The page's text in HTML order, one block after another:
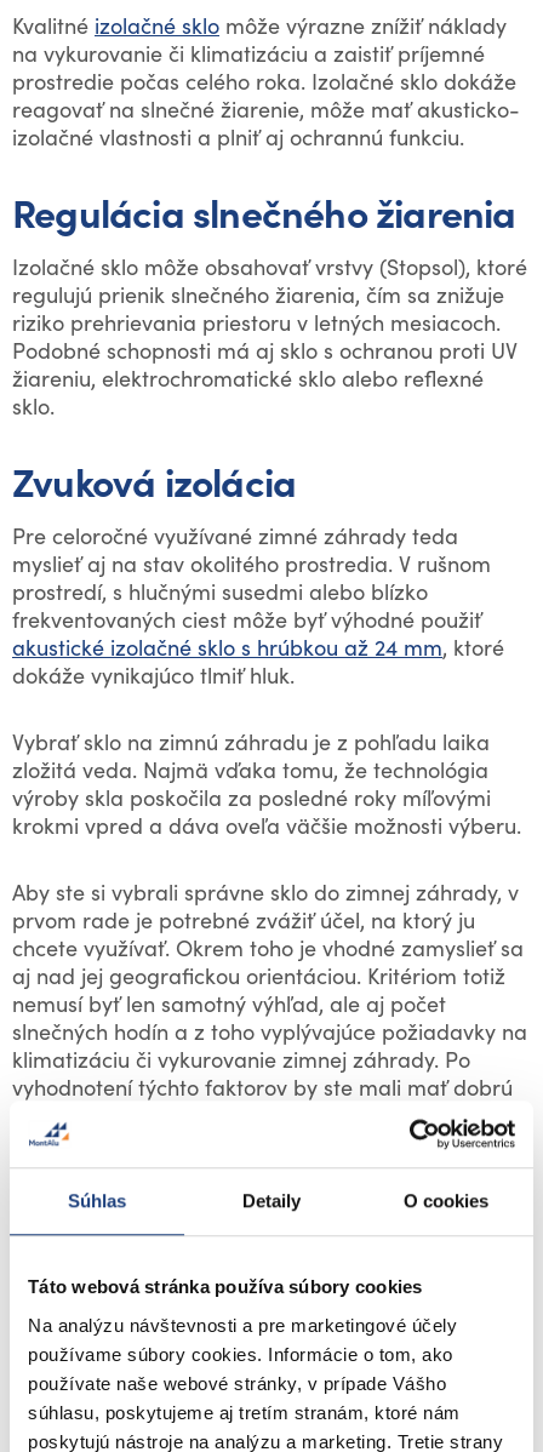
Súhlas Detaily O cookies
Táto webová stránka používa súbory cookies
Na analýzu návštevnosti a pre marketingové účely
používame súbory cookies. Informácie o tom, ako
používate naše webové stránky, v prípade Vášho
súhlasu, poskytujeme aj tretím stranám, ktoré nám
poskytujú nástroje na analýzu a marketing. Tretie strany
Kvalitné izolačné sklo môže výrazne znížiť náklady
na vykurovanie či klimatizáciu a zaistiť príjemné
prostredie počas celého roka. Izolačné sklo dokáže
reagovať na slnečné žiarenie, môže mať akusticko-
izolačné vlastnosti a plniť aj ochrannú funkciu.
Regulácia slnečného žiarenia
Izolačné sklo môže obsahovať vrstvy (Stopsol), ktoré
regulujú prienik slnečného žiarenia, čím sa znižuje
riziko prehrievania priestoru v letných mesiacoch.
Podobné schopnosti má aj sklo s ochranou proti UV
žiareniu, elektrochromatické sklo alebo reflexné
sklo.
Zvuková izolácia
Pre celoročné využívané zimné záhrady teda
myslieť aj na stav okolitého prostredia. V rušnom
prostredí, s hlučnými susedmi alebo blízko
frekventovaných ciest môže byť výhodné použiť
akustické izolačné sklo s hrúbkou až 24 mm, ktoré
dokáže vynikajúco tlmiť hluk.
Vybrať sklo na zimnú záhradu je z pohľadu laika
zložitá veda. Najmä vďaka tomu, že technológia
výroby skla poskočila za posledné roky míľovými
krokmi vpred a dáva oveľa väčšie možnosti výberu.
Aby ste si vybrali správne sklo do zimnej záhrady, v
prvom rade je potrebné zvážiť účel, na ktorý ju
chcete využívať. Okrem toho je vhodné zamyslieť sa
aj nad jej geografickou orientáciou. Kritériom totiž
nemusí byť len samotný výhľad, ale aj počet
slnečných hodín a z toho vyplývajúce požiadavky na
klimatizáciu či vykurovanie zimnej záhrady. Po
vyhodnotení týchto faktorov by ste mali mať dobrú
predstavu o tom, koľko tepla budete potrebovať.
Orientácia zimnej
záhrady
Ak terén ponúka iba jednu možnosť umiestnenia
zimnej záhrady, nie je o čom premýšľať. Postavíte
tam, kde to charakter terénu či veľkosť pozemku
dovoľuje. Ak si však môžete zvoliť medzi viacerými
možnosťami, zvážte všetky „pre“ aj „proti“ pre